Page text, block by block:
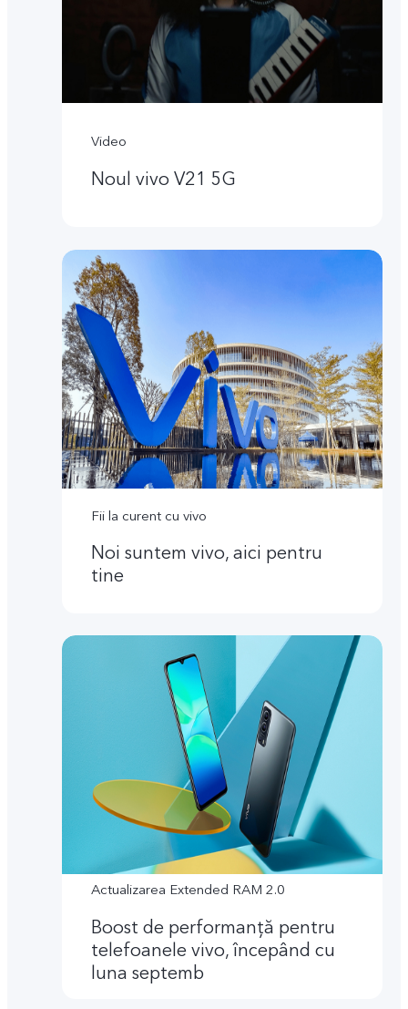
Video
Noul vivo V21 5G
Fii la curent cu vivo
Noi suntem vivo, aici pentru
tine
Actualizarea Extended RAM 2.0
Boost de performanţă pentru
telefoanele vivo, începând cu
luna septemb